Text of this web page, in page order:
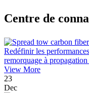
Centre de
Redéfinir les
remorquage à
View More
23
Dec